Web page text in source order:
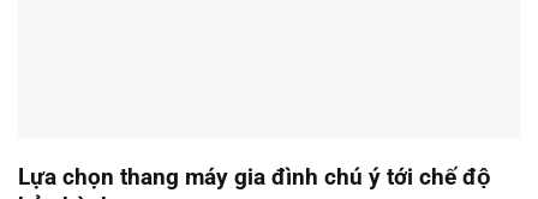
Lựa chọn thang máy gia đình chú ý tới chế độ